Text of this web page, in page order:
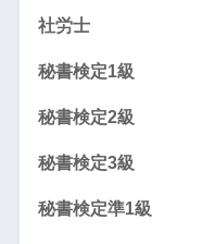
社労士
秘書検定1級
秘書検定2級
秘書検定3級
秘書検定準1級